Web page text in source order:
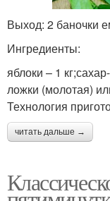
Выход: 2 баночки
Ингредиенты:
яблоки – 1
ложки (молотая)
Технология
читать дальше →